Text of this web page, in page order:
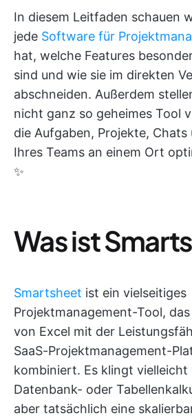
In diesem Leitfaden schauen
jede Software für
hat, welche Features
sind und wie sie im direkten
abschneiden. Außerdem
nicht ganz so geheimes Tool
die Aufgaben, Projekte, Chats
Ihres Teams an einem Ort
✨
Was ist
Smartsheet ist ein vielseitiges
Projektmanagement-Tool,
von Excel mit der
SaaS-Projektmanagement-
kombiniert. Es klingt vielleicht
Datenbank- oder
aber tatsächlich eine